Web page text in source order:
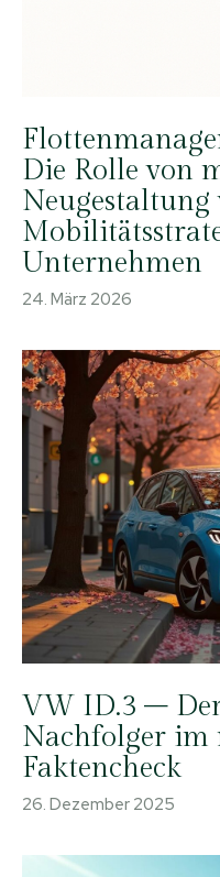
Die Rolle von
Neugestaltung
Unternehmen
24. März 2026
VW ID.3 –
Nachfolger im
Faktencheck
26. Dezember 2025